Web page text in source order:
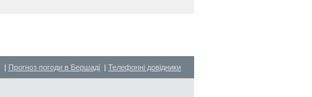
| Прогноз погоди в Бершаді | Телефонні довідники